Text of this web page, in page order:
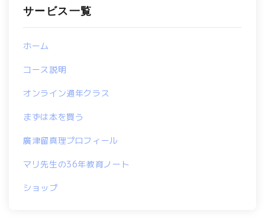
サービス一覧
ホーム
コース説明
オンライン通年クラス
まずは本を買う
廣津留真理プロフィール
マリ先生の36年教育ノート
ショップ